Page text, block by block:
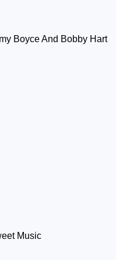
Boyce And Bobby Hart
Music